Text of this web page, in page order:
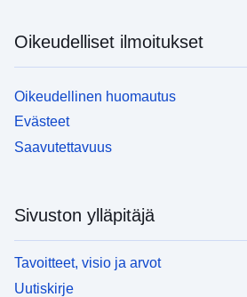
Oikeudelliset ilmoitukset
Oikeudellinen huomautus
Evästeet
Saavutettavuus
Sivuston ylläpitäjä
Tavoitteet, visio ja arvot
Uutiskirje